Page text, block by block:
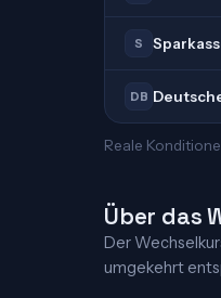
S
DB
Reale
Über das
Der